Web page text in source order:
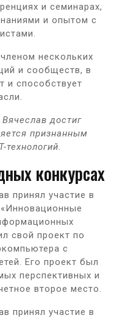
и семинарах,
и опытом с
нескольких
и сообществ, в
и способствует
достиг
признанным
конкурсах
принял участие в
свой проект по
с
Его проект был
перспективных и
второе место.
принял участие в